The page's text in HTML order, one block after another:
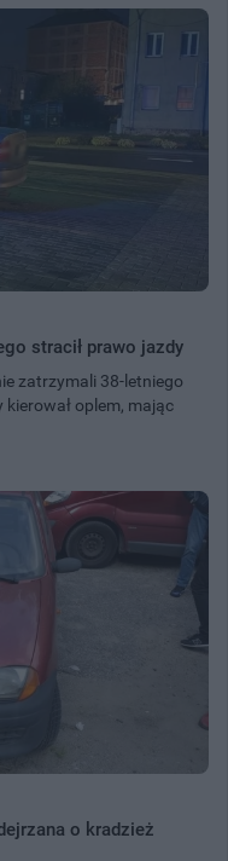
stracił prawo jazdy
zatrzymali 38-letniego
oplem, mając
o kradzież